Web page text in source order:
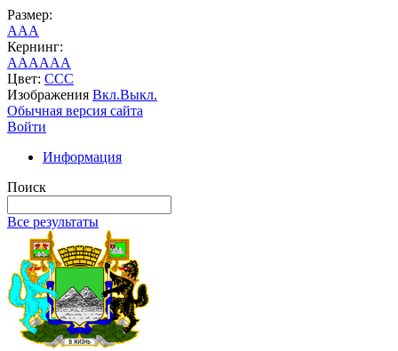
Размер:
AAA
Кернинг:
AAAAAA
Цвет: CCC
Изображения Вкл.Выкл.
Обычная версия сайта
Войти
Информация
Поиск
Все результаты